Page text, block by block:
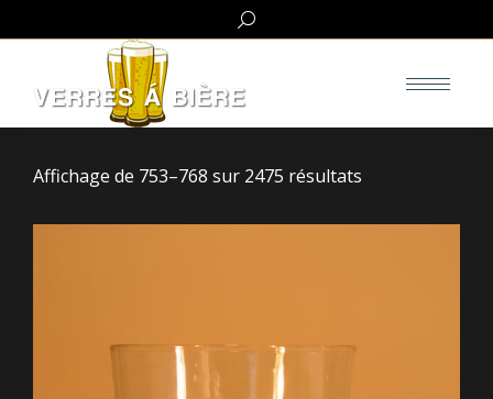
Search:
Affichage de 753–768 sur 2475 résultats